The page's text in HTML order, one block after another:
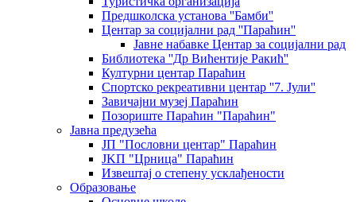
Предшколска установа ''Бамби''
Центар за социјални рад ''Параћин''
Јавне набавке Центар за социјални рад
Библиотека ''Др Вићентије Ракић''
Културни центар Параћин
Спортско рекреативни центар ''7. Јули''
Завичајни музеј Параћин
Позориште Параћин "Параћин"
Јавна предузећа
ЈП "Пословни центар" Параћин
ЈKП "Црница" Параћин
Извештај о степену усклађености
Образовање